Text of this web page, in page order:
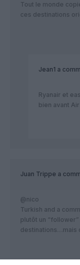
Tout le monde
ces destinations
Jean1 a
Ryanair et
bien avant
Juan Trippe a
@nico
Turkish and a
plutôt un “follower”
destinations…mais